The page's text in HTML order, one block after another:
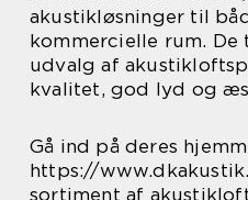
akustikløsninger til
kommercielle rum.
udvalg af
kvalitet, god lyd og
Gå ind på deres
https://
sortiment af